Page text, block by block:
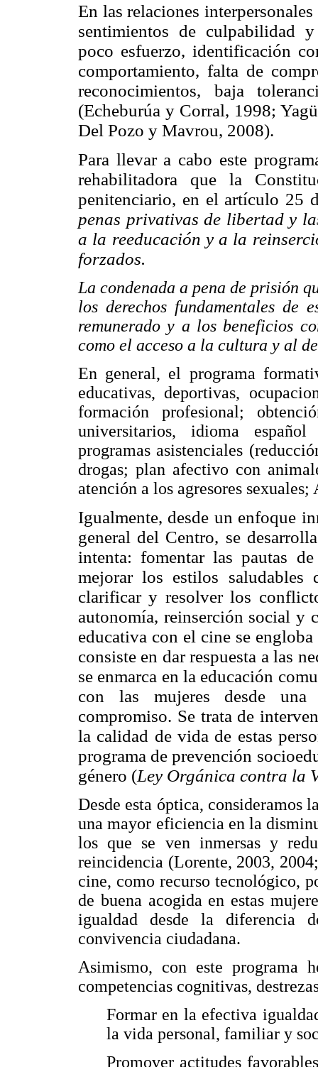
En las relaciones
sentimientos de culpabilidad
poco esfuerzo, identificación
comportamiento, falta de
reconocimientos, baja
(Echeburúa y Corral, 1998;
Del Pozo y Mavrou, 2008).
Para llevar a cabo este
rehabilitadora que la
penitenciario, en el artículo 25
penas privativas de libertad y
a la reeducación y a la
forzados.
La condenada a pena de prisión
los derechos fundamentales de
remunerado y a los beneficios
como el acceso a la cultura y al
En general, el programa
educativas, deportivas,
formación profesional;
universitarios, idioma
programas asistenciales
drogas; plan afectivo con
atención a los agresores
Igualmente, desde un enfoque
general del Centro, se
intenta: fomentar las pautas
mejorar los estilos
clarificar y resolver los
autonomía, reinserción social y
educativa con el cine se
consiste en dar respuesta a las
se enmarca en la educación
con las mujeres desde
compromiso. Se trata de
la calidad de vida de estas
programa de prevención
género (Ley Orgánica contra la
Desde esta óptica, consideramos
una mayor eficiencia en la
los que se ven inmersas y
reincidencia (Lorente, 2003,
cine, como recurso tecnológico,
de buena acogida en estas
igualdad desde la diferencia
convivencia ciudadana.
Asimismo, con este programa
competencias cognitivas,
Formar en la efectiva
la vida personal, familiar y
Promover actitudes